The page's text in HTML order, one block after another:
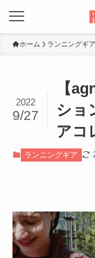
ホーム ランニングギア
【
ショ
アコ
2022
9/27
ランニングギア